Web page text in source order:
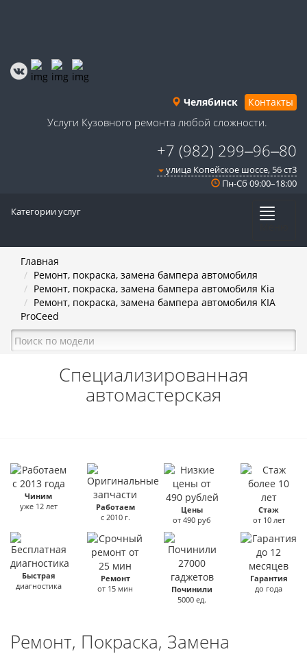
Челябинск Контакты
Услуги Кузовного ремонта любой сложности.
+7 (982) 299‒96‒80
улица Копейское шоссе, 56 ст3​
Пн-Сб 09:00–18:00
Категории услуг
Главная
Ремонт, покраска, замена бампера автомобиля
Ремонт, покраска, замена бампера автомобиля Kia
Ремонт, покраска, замена бампера автомобиля KIA
ProCeed
Специализированная
автомастерская
Чиним
уже 12 лет
Работаем
с 2010 г.
Цены
от 490 руб
Стаж
от 10 лет
Быстрая
диагностика
Ремонт
от 15 мин
Починили
5000 ед.
Гарантия
до года
Ремонт, Покраска, Замена